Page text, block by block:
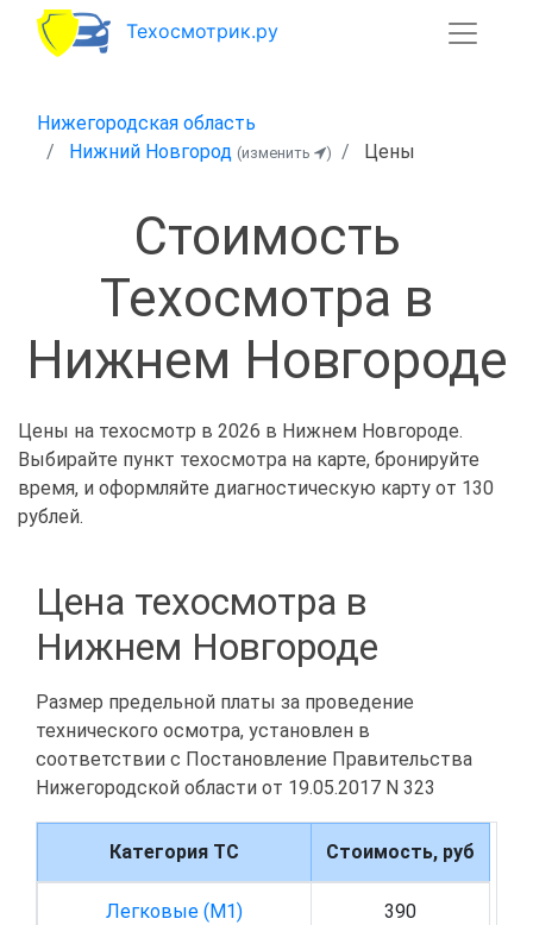
Техосмотрик.ру
Нижегородская область
Нижний Новгород (изменить ) Цены
Стоимость
Техосмотра в
Нижнем Новгороде
Цены на техосмотр в 2026 в Нижнем Новгороде.
Выбирайте пункт техосмотра на карте, бронируйте
время, и оформляйте диагностическую карту от 130
рублей.
Цена техосмотра в
Нижнем Новгороде
Размер предельной платы за проведение
технического осмотра, установлен в
соответствии с Постановление Правительства
Нижегородской области от 19.05.2017 N 323
Категория ТС Стоимость, руб
Легковые (M1) 390